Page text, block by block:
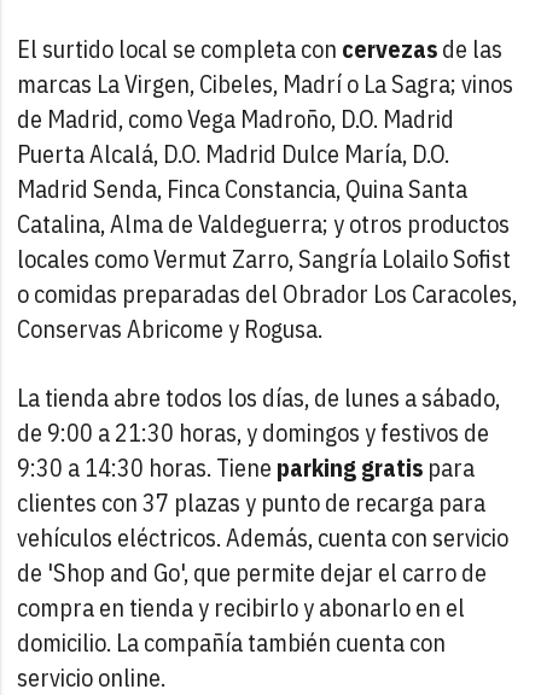
El surtido local se completa con cervezasde las
marcas La Virgen, Cibeles, Madrí o La Sagra; vinos
de Madrid, como Vega Madroño, D.O. Madrid
Puerta Alcalá, D.O. Madrid Dulce María, D.O.
Madrid Senda, Finca Constancia, Quina Santa
Catalina, Alma de Valdeguerra; y otros productos
locales como Vermut Zarro, Sangría Lolailo Sofist
o comidas preparadas del Obrador Los Caracoles,
Conservas Abricome y Rogusa.
La tienda abre todos los días, de lunes a sábado,
de 9:00 a 21:30 horas, y domingos y festivos de
9:30 a 14:30 horas. Tiene parking gratis para
clientes con 37 plazas y punto de recarga para
vehículos eléctricos. Además, cuenta con servicio
de 'Shop and Go', que permite dejar el carro de
compra en tienda y recibirlo y abonarlo en el
domicilio. La compañía también cuenta con
servicio online.